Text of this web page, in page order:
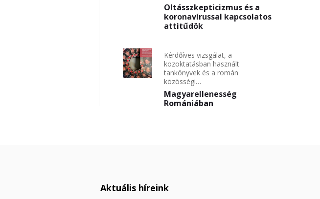
Oltásszkepticizmus és a
koronavírussal kapcsolatos
attitűdök
Magyarellenesség
Romániában
Kérdőíves vizsgálat, a
közoktatásban használt
tankönyvek és a román
közösségi…
Aktuális híreink